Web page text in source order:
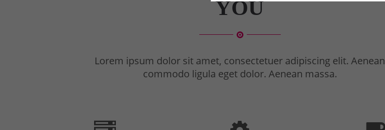
YOU
Lorem ipsum dolor sit amet, consectetuer adipiscing elit. Aenean
commodo ligula eget dolor. Aenean massa.